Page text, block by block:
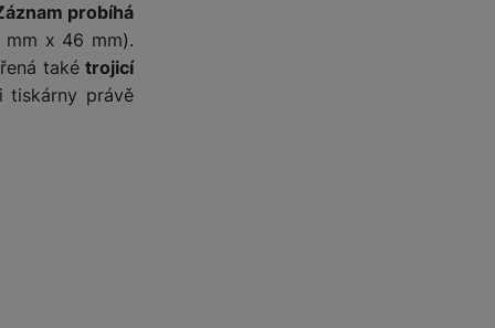
probíhá
mm x 46 mm).
takétrojicí
tiskárny právě